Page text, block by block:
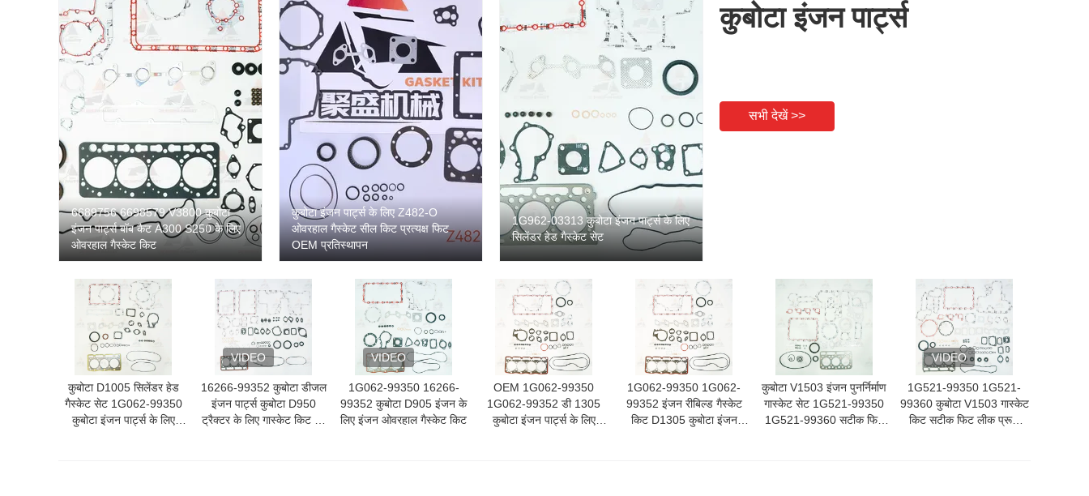
6689756 6698579 V3800 कुबोटा
इंजन पार्ट्स बॉब कैट A300 S250 के लिए
ओवरहाल गैस्केट किट
कुबोटा इंजन पार्ट्स के लिए Z482-O
ओवरहाल गैस्केट सील किट प्रत्यक्ष फिट
OEM प्रतिस्थापन
1G962-03313 कुबोटा इंजन पार्ट्स के लिए
सिलेंडर हेड गैस्केट सेट
कुबोटा इंजन पार्ट्स
सभी देखें >>
कुबोटा D1005 सिलेंडर हेड
गैस्केट सेट 1G062-99350
कुबोटा इंजन पार्ट्स के लिए
VIDEO
16266-99352 कुबोटा डीजल
इंजन पार्ट्स कुबोटा D950
ट्रैक्टर के लिए गास्केट किट का
VIDEO
1G062-99350 16266-
99352 कुबोटा D905 इंजन के
लिए इंजन ओवरहाल गैस्केट किट
OEM 1G062-99350
1G062-99352 डी 1305
कुबोटा इंजन पार्ट्स के लिए
1G062-99350 1G062-
99352 इंजन रीबिल्ड गैस्केट
किट D1305 कुबोटा इंजन
कुबोटा V1503 इंजन पुनर्निर्माण
गास्केट सेट 1G521-99350
1G521-99360 सटीक फिट
VIDEO
1G521-99350 1G521-
99360 कुबोटा V1503 गास्केट
किट सटीक फिट लीक प्रूफ